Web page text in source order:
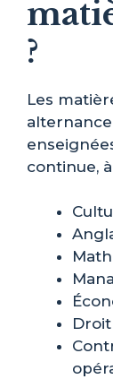
?
Les
continue,
Droit